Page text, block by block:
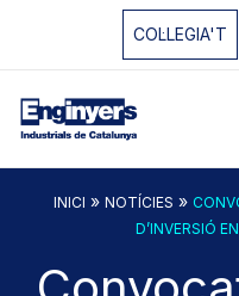
COL·LEGIA'T
INICI » NOTÍCIES »
D’INVERSIÓ